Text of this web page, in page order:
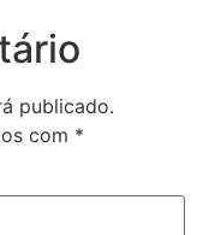
publicado.
com *